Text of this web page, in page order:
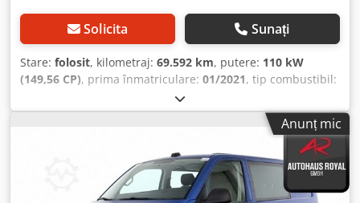
Solicita Sunați
Stare: folosit, kilometraj: 69.592 km, putere: 110 kW
(149,56 CP), prima înmatriculare: 01/2021, tip combustibil:
, următoarea inspecție (TÜV):
combustibil:motorină, culoare:albastru, cabină șofer:
, clasă de emisii: niciunul,
ABS, aer
condiționat, airbag, computer de bord, controlul
tracțiunii, filtru de particule, program electronic de
stabilitate (ESP), sistem de imobilizare, sistem de
Anunț mic